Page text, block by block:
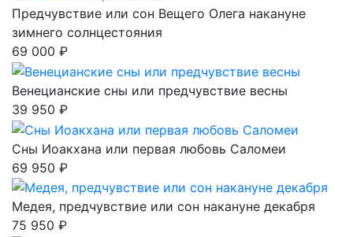
Предчувствие или сон Вещего Олега накануне
зимнего солнцестояния
69 000 ₽
Венецианские сны или предчувствие весны
39 950 ₽
Сны Иоакхана или первая любовь Саломеи
69 950 ₽
Медея, предчувствие или сон накануне декабря
75 950 ₽